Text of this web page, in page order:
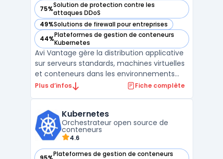
75%Solution de protection contre les
attaques DDoS
— voir Avi Vantage dans cette catégorie
49%Solutions de firewall pour entreprises
— voir Avi Vantage dans cette catégorie
44%Plateformes de gestion de conteneurs
Kubernetes
— voir Avi Vantage dans cette catégorie
Avi Vantage gère la distribution applicative
sur serveurs standards, machines virtuelles
et conteneurs dans les environnements
entreprises qui opèrent à la fois sur site et
gestion, automatiser le load balancing ...
Plus d’infos Fiche complète
Kubernetes
Orchestrateur open source de
conteneurs
4.6
Plateformes de gestion de conteneurs